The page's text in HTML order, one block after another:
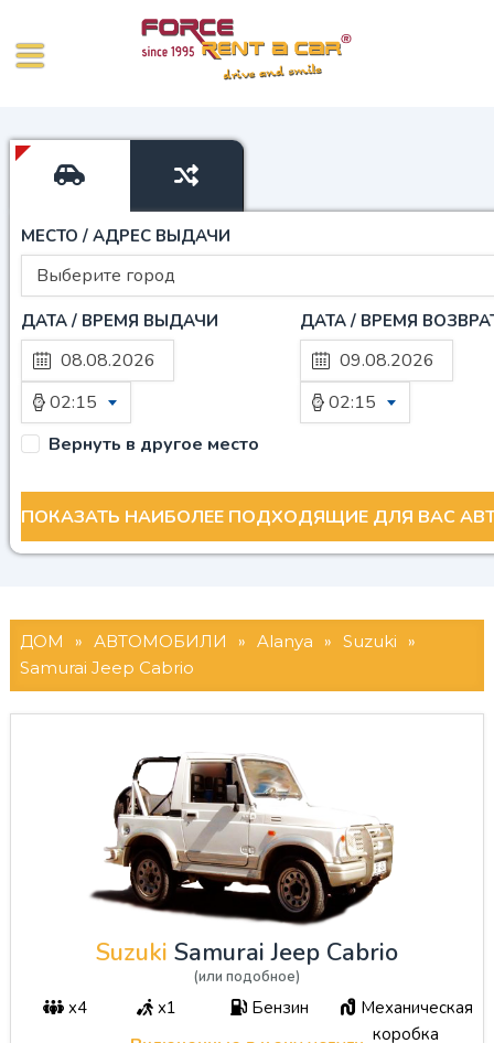
МЕСТО / АДРЕС ВЫДАЧИ
Выберите город
ДАТА / ВРЕМЯ ВЫДАЧИ
02:15
ДАТА / ВРЕМЯ
02:15
Вернуть в другое место
ДОМ » АВТОМОБИЛИ » Alanya » Suzuki »
Samurai Jeep Cabrio
Suzuki Samurai Jeep Cabrio
(или подобное)
x4 x1 Бензин
Механическая
коробка